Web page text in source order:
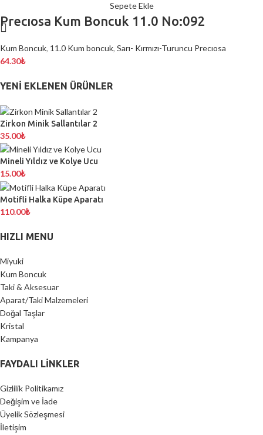
Sepete Ekle
Precıosa Kum Boncuk 11.0 No:092
Kum Boncuk, 11.0 Kum boncuk, Sarı- Kırmızı-Turuncu Precıosa
64.30₺
YENI EKLENEN ÜRÜNLER
Zirkon Minik Sallantılar 2
35.00₺
Mineli Yıldız ve Kolye Ucu
15.00₺
Motifli Halka Küpe Aparatı
110.00₺
HIZLI MENU
Miyuki
Kum Boncuk
Taki & Aksesuar
Aparat/Taki Malzemeleri
Doğal Taşlar
Kristal
Kampanya
FAYDALI LİNKLER
Gizlilik Politikamız
Değişim ve İade
Üyelik Sözleşmesi
İletişim